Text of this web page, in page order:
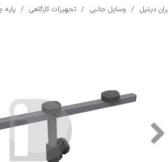
دیتیل وسایل جانبی تجهیزات کارگاهی